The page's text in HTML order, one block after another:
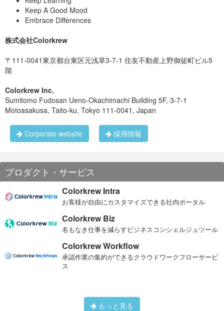
Keep A Good Mood
Embrace Differences
株式会社Colorkrew
〒111-0041東京都台東区元浅草3-7-1 住友不動産上野御徒町ビル5
階
Colorkrew Inc.
Sumitomo Fudosan Ueno-Okachimachi Building 5F, 3-7-1
Motoasakusa, Taito-ku, Tokyo 111-0041, Japan
Corporate website 採用情報
プロダクト・サービス
Colorkrew Intra
お客様が自由にカスタマイズできる社内ポータル
Colorkrew Biz
名もなき仕事を減らすビジネスコンシェルジュツール
Colorkrew Workflow
承認作業の集約ができるクラウドワークフローサービ
ス
もっと見る